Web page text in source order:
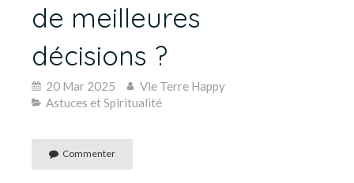
de meilleures
décisions ?
20 Mar 2025
Vie Terre Happy
Astuces et Spiritualité
Commenter